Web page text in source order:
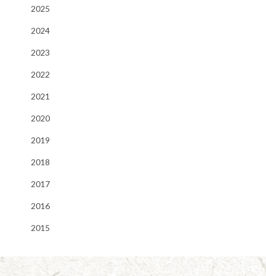
2025
2024
2023
2022
2021
2020
2019
2018
2017
2016
2015